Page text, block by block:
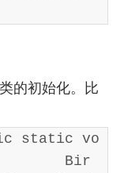
的初始化。比
static vo
Bir